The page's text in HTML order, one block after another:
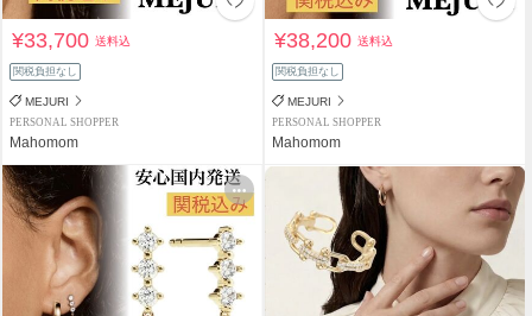
¥33,700送料込
関税負担なし
MEJURI
PERSONAL SHOPPER
Mahomom
¥38,200送料込
関税負担なし
MEJURI
PERSONAL SHOPPER
Mahomom